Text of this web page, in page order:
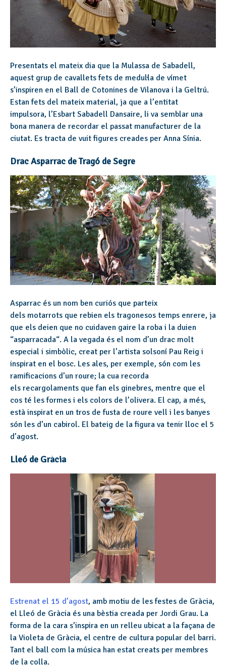
Presentats el mateix dia que la Mulassa de Sabadell,
aquest grup de cavallets fets de medul·la de vímet
s’inspiren en el Ball de Cotonines de Vilanova i la Geltrú.
Estan fets del mateix material, ja que a l’entitat
impulsora, l’Esbart Sabadell Dansaire, li va semblar una
bona manera de recordar el passat manufacturer de la
ciutat. Es tracta de vuit figures creades per Anna Sínia.
Drac Asparrac de Tragó de Segre
Asparrac és un nom ben curiós que parteix
dels motarrots que rebien els tragonesos temps enrere, ja
que els deien que no cuidaven gaire la roba i la duien
“asparracada“. A la vegada és el nom d’un drac molt
especial i simbòlic, creat per l’artista solsoní Pau Reig i
inspirat en el bosc. Les ales, per exemple, són com les
ramificacions d’un roure; la cua recorda
els recargolaments que fan els ginebres, mentre que el
cos té les formes i els colors de l’olivera. El cap, a més,
està inspirat en un tros de fusta de roure vell i les banyes
són les d’un cabirol. El bateig de la figura va tenir lloc el 5
d’agost.
Lleó de Gràcia
Estrenat el 15 d’agost, amb motiu de les festes de Gràcia,
el Lleó de Gràcia és una bèstia creada per Jordi Grau. La
forma de la cara s’inspira en un relleu ubicat a la façana de
la Violeta de Gràcia, el centre de cultura popular del barri.
Tant el ball com la música han estat creats per membres
de la colla.